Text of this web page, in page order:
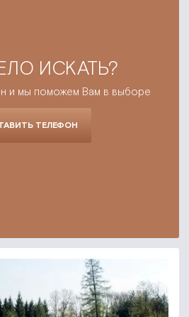
ИСКАТЬ?
и мы поможем Вам в выборе
ТЕЛЕФОН